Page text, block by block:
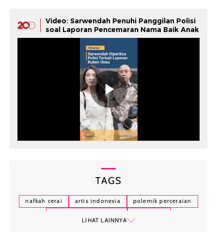
Video: Sarwendah Penuhi Panggilan Polisi
soal Laporan Pencemaran Nama Baik Anak
TAGS
nafkah cerai artis indonesia
polemik perceraian
LIHAT LAINNYA